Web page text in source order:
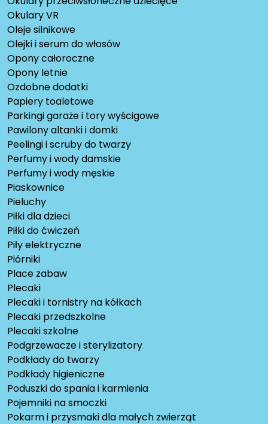
Okulary VR
Oleje silnikowe
Olejki i serum do włosów
Opony całoroczne
Opony letnie
Ozdobne dodatki
Papiery toaletowe
Parkingi garaże i tory wyścigowe
Pawilony altanki i domki
Peelingi i scruby do twarzy
Perfumy i wody damskie
Perfumy i wody męskie
Piaskownice
Pieluchy
Piłki dla dzieci
Piłki do ćwiczeń
Piły elektryczne
Piórniki
Place zabaw
Plecaki
Plecaki i tornistry na kółkach
Plecaki przedszkolne
Plecaki szkolne
Podgrzewacze i sterylizatory
Podkłady do twarzy
Podkłady higieniczne
Poduszki do spania i karmienia
Pojemniki na smoczki
Pokarm i przysmaki dla małych zwierząt